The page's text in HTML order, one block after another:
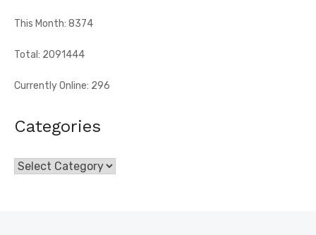
This Month: 8374
Total: 2091444
Currently Online: 296
Categories
Categories